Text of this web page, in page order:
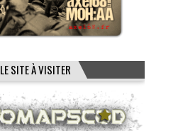
LE SITE À VISITER